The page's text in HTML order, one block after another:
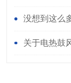
查？没想到这么
关于电热鼓